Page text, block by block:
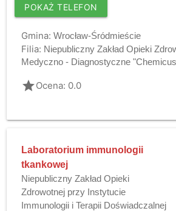
POKAŻ TELEFON
Gmina: Wrocław-Śródmieście
Filia: Niepubliczny Zakład Opieki
Medyczno - Diagnostyczne
gradeOcena: 0.0
Laboratorium immunologii
tkankowej
Niepubliczny Zakład Opieki
Zdrowotnej przy Instytucie
Immunologii i Terapii Doświadczalnej